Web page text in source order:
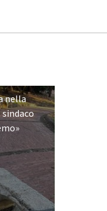
nella